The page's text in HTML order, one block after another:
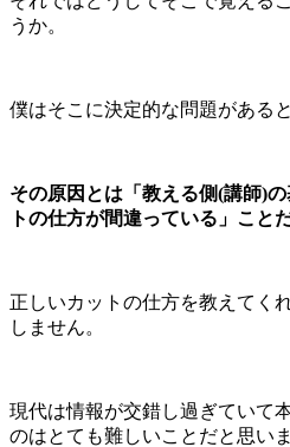
うか。
僕はそこに決定的な問題がある
その原因とは「教える側(講師)
トの仕方が間違っている」こと
正しいカットの仕方を教えてく
しません。
現代は情報が交錯し過ぎていて
のはとても難しいことだと思い